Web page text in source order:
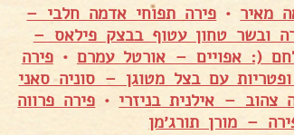
מאיר • פירה תפוחי אדמה חלבי –
ובשר טחון עטוף בבצק פילאס –
לחם (: אפויים – אורטל עמרם •פירה
עם בצל מטוגן – סוניה סאני
צהוב – אילנית בניזרי • פירה פרווה
– מורן תורג׳מן